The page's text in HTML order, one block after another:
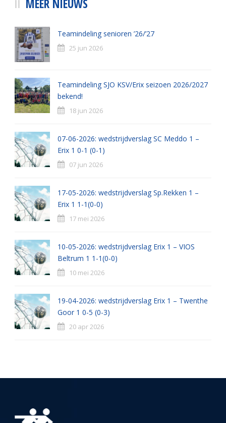
MEER NIEUWS
Teamindeling senioren ’26/’27
25 jun 2026
Teamindeling SJO KSV/Erix seizoen 2026/2027
bekend!
18 jun 2026
07-06-2026: wedstrijdverslag SC Meddo 1 –
Erix 1 0-1 (0-1)
07 jun 2026
17-05-2026: wedstrijdverslag Sp.Rekken 1 –
Erix 1 1-1(0-0)
17 mei 2026
10-05-2026: wedstrijdverslag Erix 1 – VIOS
Beltrum 1 1-1(0-0)
10 mei 2026
19-04-2026: wedstrijdverslag Erix 1 – Twenthe
Goor 1 0-5 (0-3)
20 apr 2026